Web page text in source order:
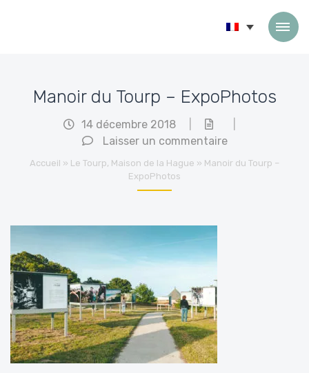
Manoir du Tourp – ExpoPhotos
14 décembre 2018
Laisser un commentaire
Accueil » Le Tourp, Maison de la Hague » Manoir du Tourp –
ExpoPhotos